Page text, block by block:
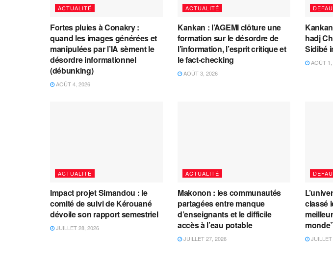
ACTUALITÉ
Fortes pluies à Conakry :
quand les images générées et
manipulées par l’IA sèment le
désordre informationnel
(débunking)
AOÛT 4, 2026
ACTUALITÉ
Kankan : l’AGEMI clôture une
formation sur le désordre de
l’information, l’esprit critique et
le fact-checking
AOÛT 3, 2026
DEFAU
hadj
Sidibé
AOÛT 1,
ACTUALITÉ
Impact projet Simandou : le
comité de suivi de Kérouané
dévoile son rapport semestriel
JUILLET 28, 2026
ACTUALITÉ
Makonon : les communautés
partagées entre manque
d’enseignants et le difficile
accès à l’eau potable
JUILLET 27, 2026
DEFAU
classé
JUILLET